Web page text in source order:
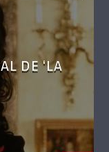
DE ‘LA